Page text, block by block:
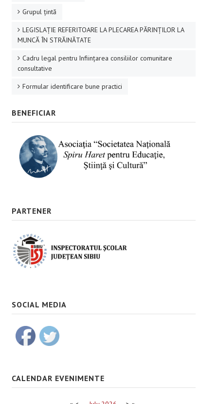
Grupul ţintă
LEGISLAȚIE REFERITOARE LA PLECAREA PĂRINȚILOR LA
MUNCĂ ÎN STRĂINĂTATE
Cadru legal pentru înființarea consiliilor comunitare
consultative
Formular identificare bune practici
BENEFICIAR
PARTENER
SOCIAL MEDIA
CALENDAR EVENIMENTE